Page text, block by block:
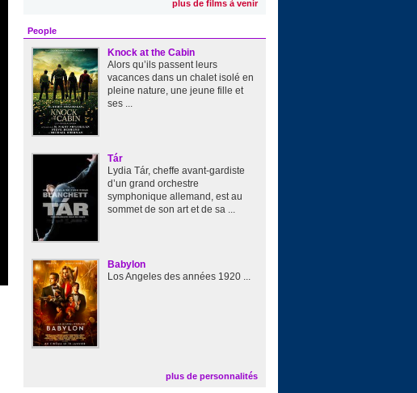
plus de films à venir
People
Knock at the Cabin
Alors qu’ils passent leurs
vacances dans un chalet isolé en
pleine nature, une jeune fille et
ses ...
Tár
Lydia Tár, cheffe avant-gardiste
d’un grand orchestre
symphonique allemand, est au
sommet de son art et de sa ...
Babylon
Los Angeles des années 1920 ...
plus de personnalités